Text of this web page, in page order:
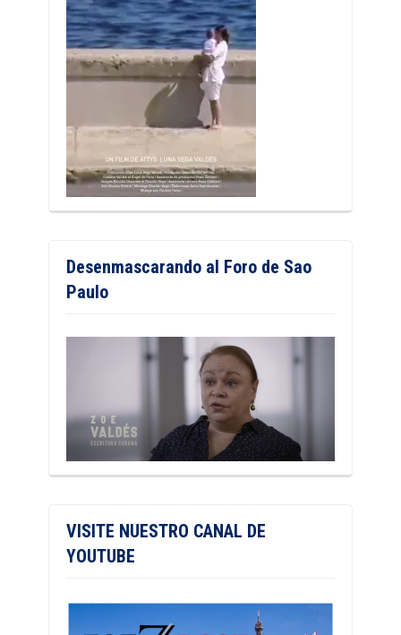
Desenmascarando al Foro de Sao
Paulo
VISITE NUESTRO CANAL DE
YOUTUBE